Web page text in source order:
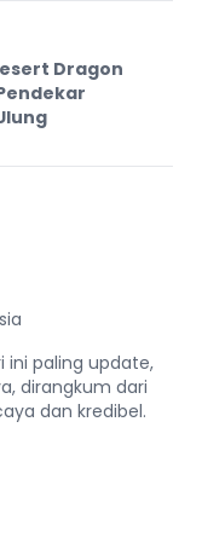
Dragon
ini paling update,
dirangkum dari
dan kredibel.